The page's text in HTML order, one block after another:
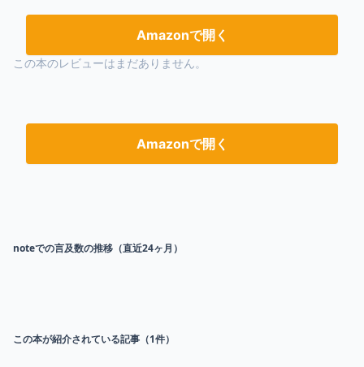
Amazonで開く
この本のレビューはまだありません。
Amazonで開く
noteでの言及数の推移（直近24ヶ月）
この本が紹介されている記事（1件）